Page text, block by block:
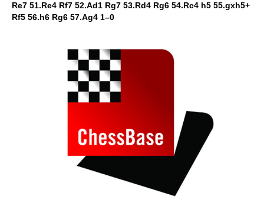
Re7 51.Re4 Rf7 52.Ad1 Rg7 53.Rd4 Rg6 54.Rc4 h5 55.gxh5+
Rf5 56.h6 Rg6 57.Ag4 1–0